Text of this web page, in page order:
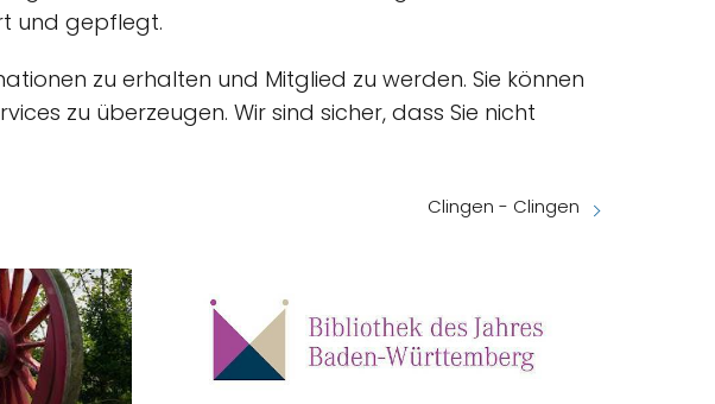
und gepflegt.
zu erhalten und Mitglied zu werden. Sie können
zu überzeugen. Wir sind sicher, dass Sie nicht
Clingen - Clingen